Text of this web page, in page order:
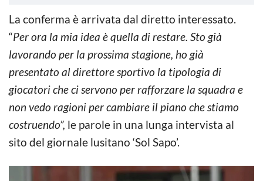
La conferma è arrivata dal diretto interessato.
“Per ora la mia idea è quella di restare. Sto già
lavorando per la prossima stagione, ho già
presentato al direttore sportivo la tipologia di
giocatori che ci servono per rafforzare la squadra e
non vedo ragioni per cambiare il piano che stiamo
costruendo”, le parole in una lunga intervista al
sito del giornale lusitano ‘Sol Sapo’.